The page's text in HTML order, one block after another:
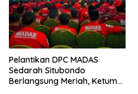
Pelantikan DPC MADAS
Sedarah Situbondo
Berlangsung Meriah, Ketum